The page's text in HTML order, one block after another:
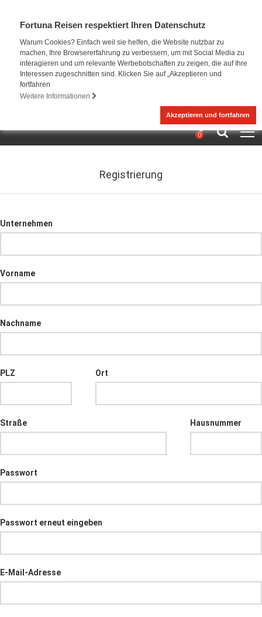
Fortuna Reisen respektiert Ihren Datenschutz
Warum Cookies? Einfach weil sie helfen, die Website nutzbar zu
machen, Ihre Browsererfahrung zu verbessern, um mit Social Media zu
interagieren und um relevante Werbebotschaften zu zeigen, die auf Ihre
Interessen zugeschnitten sind. Klicken Sie auf „Akzeptieren und
fortfahren
Weitere Informationen
Akzeptieren und fortfahren
0
Registrierung
Unternehmen
Vorname
Nachname
PLZ Ort
Straße Hausnummer
Passwort
Passwort erneut eingeben
E-Mail-Adresse